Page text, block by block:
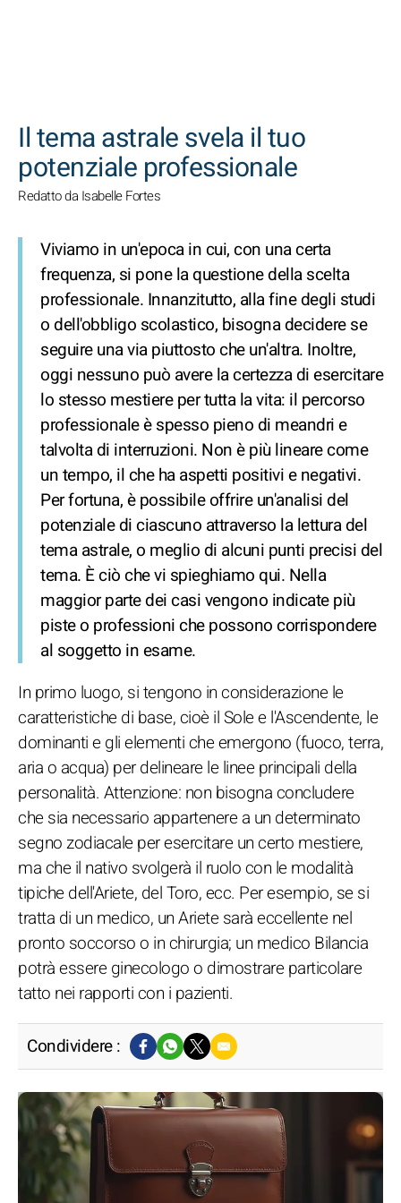
Il tema astrale svela il tuo
potenziale professionale
Redatto da Isabelle Fortes
Viviamo in un'epoca in cui, con una certa
frequenza, si pone la questione della scelta
professionale. Innanzitutto, alla fine degli studi
o dell'obbligo scolastico, bisogna decidere se
seguire una via piuttosto che un'altra. Inoltre,
oggi nessuno può avere la certezza di esercitare
lo stesso mestiere per tutta la vita: il percorso
professionale è spesso pieno di meandri e
talvolta di interruzioni. Non è più lineare come
un tempo, il che ha aspetti positivi e negativi.
Per fortuna, è possibile offrire un'analisi del
potenziale di ciascuno attraverso la lettura del
tema astrale, o meglio di alcuni punti precisi del
tema. È ciò che vi spieghiamo qui. Nella
maggior parte dei casi vengono indicate più
piste o professioni che possono corrispondere
al soggetto in esame.
In primo luogo, si tengono in considerazione le
caratteristiche di base, cioè il Sole e l'Ascendente, le
dominanti e gli elementi che emergono (fuoco, terra,
aria o acqua) per delineare le linee principali della
personalità. Attenzione: non bisogna concludere
che sia necessario appartenere a un determinato
segno zodiacale per esercitare un certo mestiere,
ma che il nativo svolgerà il ruolo con le modalità
tipiche dell'Ariete, del Toro, ecc. Per esempio, se si
tratta di un medico, un Ariete sarà eccellente nel
pronto soccorso o in chirurgia; un medico Bilancia
potrà essere ginecologo o dimostrare particolare
tatto nei rapporti con i pazienti.
Condividere :